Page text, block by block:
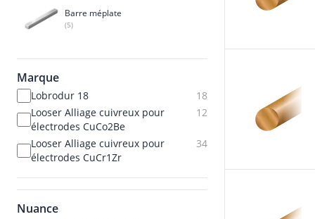
Barre méplate
(5)
Marque
Lobrodur 18
18
Looser Alliage cuivreux pour
électrodes CuCo2Be
12
Looser Alliage cuivreux pour
électrodes CuCr1Zr
34
Nuance